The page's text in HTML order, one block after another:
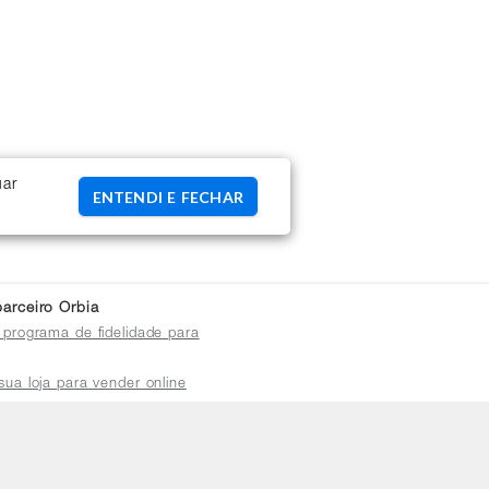
ENTENDI E FECHAR
Orbia
programa de fidelidade para
loja para vender online